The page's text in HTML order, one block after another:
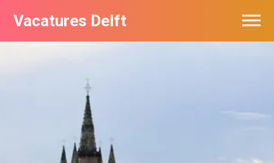
Vacatures Delft
Vacatures per bedrijf in Delft